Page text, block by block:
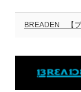
BREADEN 【ブ